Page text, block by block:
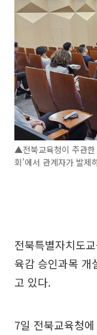
▲전북교육청이 주관한
회’에서 관계자가 발제
전북특별자치도
육감 승인과목 개
고 있다.
7일 전북교육청